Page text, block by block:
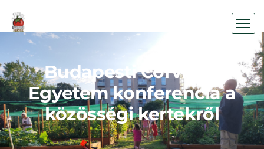
Budapesti Corvinus
Egyetem konferencia a
közösségi kertekről